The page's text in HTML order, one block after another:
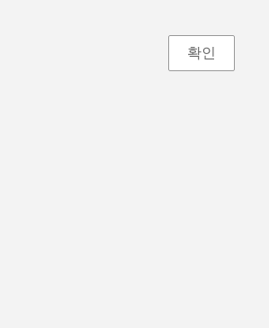
확인